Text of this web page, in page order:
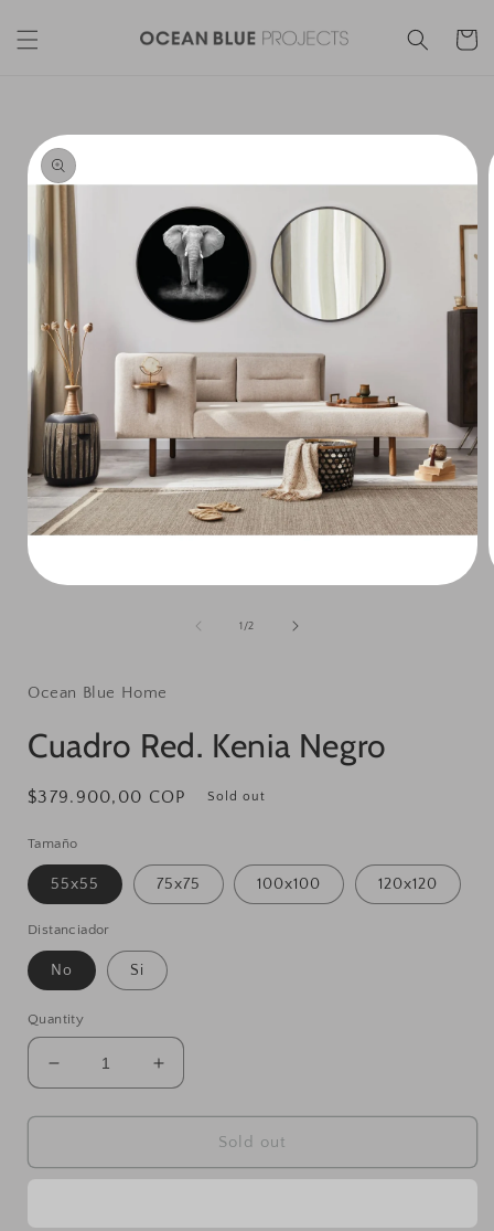
content
Cart
Skip to
product
information
1 /of
2
Ocean Blue Home
Cuadro Red. Kenia Negro
Regular
$379.900,00 COP Sold out
Tamaño
55x55 75x75 100x100 120x120
Distanciador
No Si
Quantity
Decrease
quantity
for
Red.
Increase
quantity
for
Cuadro
Red.
Sold out